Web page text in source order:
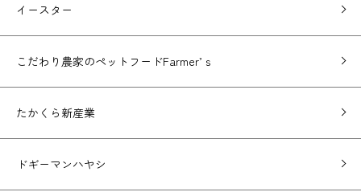
イースター
こだわり農家のペットフードFarmer’ｓ
たかくら新産業
ドギーマンハヤシ